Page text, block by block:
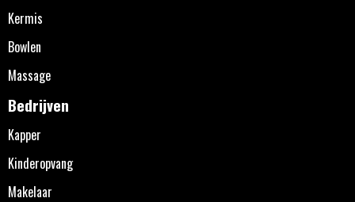
Kermis
Bowlen
Massage
Bedrijven
Kapper
Kinderopvang
Makelaar